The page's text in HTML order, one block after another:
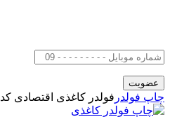
چاپ فولدر فولدر کاغذی اقتصادی کد 1